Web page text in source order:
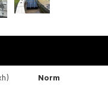
Norm